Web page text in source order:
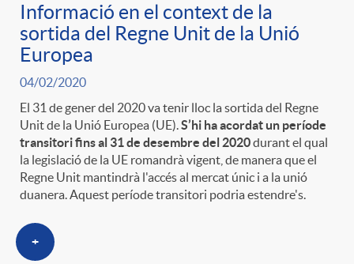
Informació en el context de la
sortida del Regne Unit de la Unió
Europea
04/02/2020
El 31 de gener del 2020 va tenir lloc la sortida del Regne
Unit de la Unió Europea (UE).S’hi ha acordat un període
transitori fins al 31 de desembre del 2020durant el qual
la legislació de la UE romandrà vigent, de manera que el
Regne Unit mantindrà l'accés al mercat únic i a la unió
duanera. Aquest període transitori podria estendre's.
+